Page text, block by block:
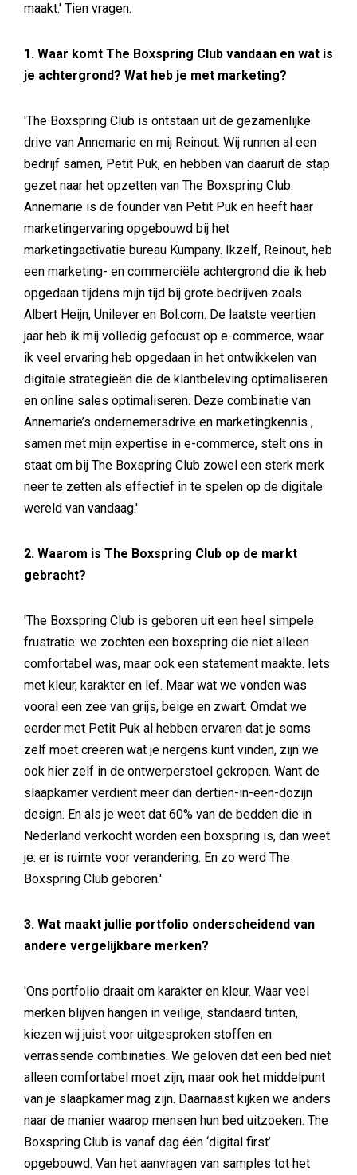
maakt.' Tien vragen.
1. Waar komt The Boxspring Club vandaan en wat is
je achtergrond? Wat heb je met marketing?
'The Boxspring Club is ontstaan uit de gezamenlijke
drive van Annemarie en mij Reinout. Wij runnen al een
bedrijf samen, Petit Puk, en hebben van daaruit de stap
gezet naar het opzetten van The Boxspring Club.
Annemarie is de founder van Petit Puk en heeft haar
marketingervaring opgebouwd bij het
marketingactivatie bureau Kumpany. Ikzelf, Reinout, heb
een marketing- en commerciële achtergrond die ik heb
opgedaan tijdens mijn tijd bij grote bedrijven zoals
Albert Heijn, Unilever en Bol.com. De laatste veertien
jaar heb ik mij volledig gefocust op e-commerce, waar
ik veel ervaring heb opgedaan in het ontwikkelen van
digitale strategieën die de klantbeleving optimaliseren
en online sales optimaliseren. Deze combinatie van
Annemarie’s ondernemersdrive en marketingkennis ,
samen met mijn expertise in e-commerce, stelt ons in
staat om bij The Boxspring Club zowel een sterk merk
neer te zetten als effectief in te spelen op de digitale
wereld van vandaag.'
2. Waarom is The Boxspring Club op de markt
gebracht?
'The Boxspring Club is geboren uit een heel simpele
frustratie: we zochten een boxspring die niet alleen
comfortabel was, maar ook een statement maakte. Iets
met kleur, karakter en lef. Maar wat we vonden was
vooral een zee van grijs, beige en zwart. Omdat we
eerder met Petit Puk al hebben ervaren dat je soms
zelf moet creëren wat je nergens kunt vinden, zijn we
ook hier zelf in de ontwerperstoel gekropen. Want de
slaapkamer verdient meer dan dertien-in-een-dozijn
design. En als je weet dat 60% van de bedden die in
Nederland verkocht worden een boxspring is, dan weet
je: er is ruimte voor verandering. En zo werd The
Boxspring Club geboren.'
3. Wat maakt jullie portfolio onderscheidend van
andere vergelijkbare merken?
'Ons portfolio draait om karakter en kleur. Waar veel
merken blijven hangen in veilige, standaard tinten,
kiezen wij juist voor uitgesproken stoffen en
verrassende combinaties. We geloven dat een bed niet
alleen comfortabel moet zijn, maar ook het middelpunt
van je slaapkamer mag zijn. Daarnaast kijken we anders
naar de manier waarop mensen hun bed uitzoeken. The
Boxspring Club is vanaf dag één ‘digital first’
opgebouwd. Van het aanvragen van samples tot het